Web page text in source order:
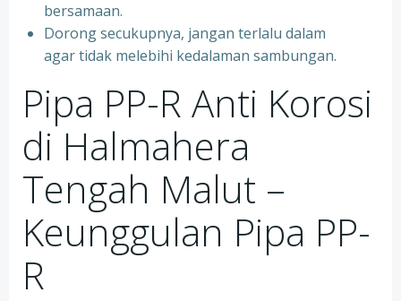
bersamaan.
Dorong secukupnya, jangan terlalu dalam
agar tidak melebihi kedalaman sambungan.
Pipa PP-R Anti Korosi
di Halmahera
Tengah Malut –
Keunggulan Pipa PP-
R